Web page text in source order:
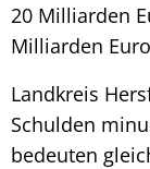
20 Milliarden
Milliarden
Landkreis
Schulden
bedeuten